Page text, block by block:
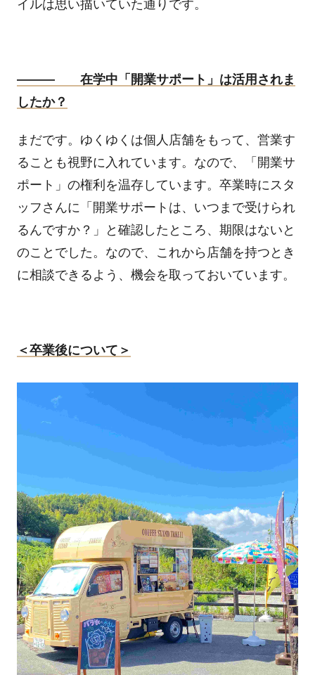
イルは思い描いていた通りです。
――― 在学中「開業サポート」は活用されま
したか？
まだです。ゆくゆくは個人店舗をもって、営業す
ることも視野に入れています。なので、「開業サ
ポート」の権利を温存しています。卒業時にスタ
ッフさんに「開業サポートは、いつまで受けられ
るんですか？」と確認したところ、期限はないと
のことでした。なので、これから店舗を持つとき
に相談できるよう、機会を取っておいています。
＜卒業後について＞